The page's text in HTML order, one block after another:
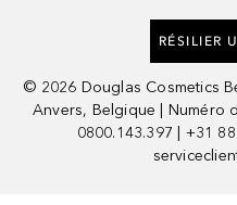
RÉSILIER
© 2026 Douglas Cosmetics
Anvers, Belgique | Numéro
0800.143.397 | +31